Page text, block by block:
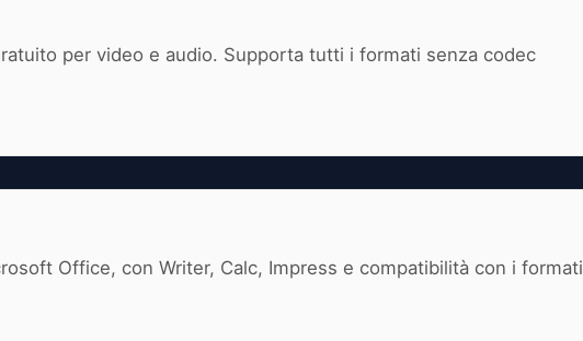
per video e audio. Supporta tutti i formati senza codec
Office, con Writer, Calc, Impress e compatibilità con i formati